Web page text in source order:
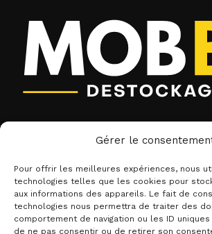
Gérer le
Pour offrir les meilleures expériences, nous
technologies telles que les cookies pour
aux informations des appareils. Le fait de
technologies nous permettra de traiter des
comportement de navigation ou les ID
de ne pas consentir ou de retirer son
Liens utiles
CGV
Mentions légales
Categories